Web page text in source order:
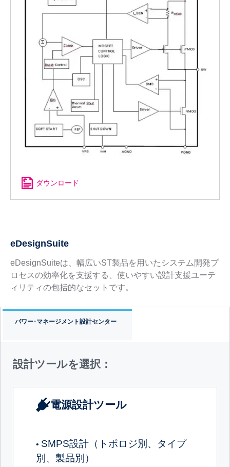
ダウンロード
eDesignSuite
eDesignSuiteは、幅広いST製品を用いたシステム開発プ
ロセスの効率化を支援する、使いやすい設計支援ユーテ
ィリティの包括的なセットです。
パワー･マネージメント設計センター
設計ツールを選択：
電源設計ツール
• SMPS設計（トポロジ別、タイプ
別、製品別）